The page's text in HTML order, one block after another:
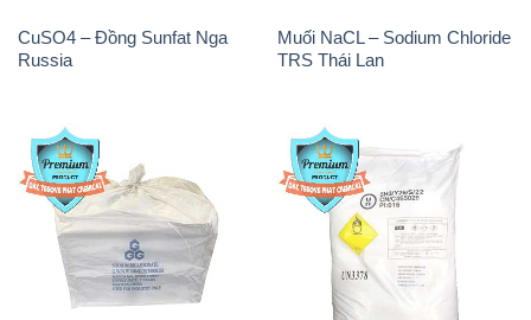
Sodium Bicarbonate – Bicar
NaHCO3 Food Grade 3 Chữ
GGG Bao Jumbo ( Bành )
Trung Quốc China
Sodium Percarbonate Dạng
Bột Trung Quốc China